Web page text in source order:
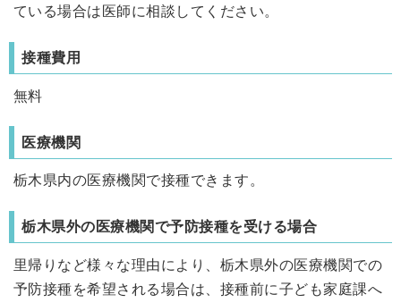
ている場合は医師に相談してください。
接種費用
無料
医療機関
栃木県内の医療機関で接種できます。
栃木県外の医療機関で予防接種を受ける場合
里帰りなど様々な理由により、栃木県外の医療機関での
予防接種を希望される場合は、接種前に子ども家庭課へ